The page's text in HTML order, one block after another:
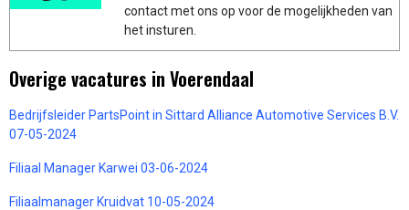
contact met ons op voor de mogelijkheden van
het insturen.
Overige vacatures in Voerendaal
Bedrijfsleider PartsPoint in Sittard Alliance Automotive Services B.V.
07-05-2024
Filiaal Manager Karwei 03-06-2024
Filiaalmanager Kruidvat 10-05-2024